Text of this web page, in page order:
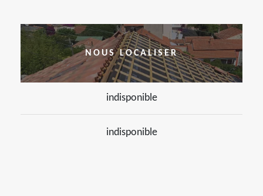
NOUS LOCALISER
indisponible
indisponible